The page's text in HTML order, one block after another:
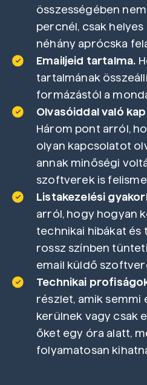
összességében
percnél, csak
néhány aprócska
Emailjeid tartalma.
tartalmának
formázástól a
Olvasóiddal való
Három pont arról,
olyan kapcsolatot
annak minőségi
szoftverek is
Listakezelési
arról, hogy hogyan
technikai hibákat és
rossz színben
email küldő
Technikai
részlet, amik semmi
kerülnek vagy csak
őket egy óra alatt,
folyamatosan